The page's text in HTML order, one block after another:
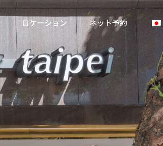
ロケーション ネット予約